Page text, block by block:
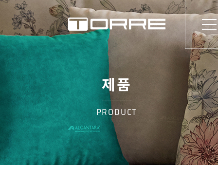
제품
PRODUCT